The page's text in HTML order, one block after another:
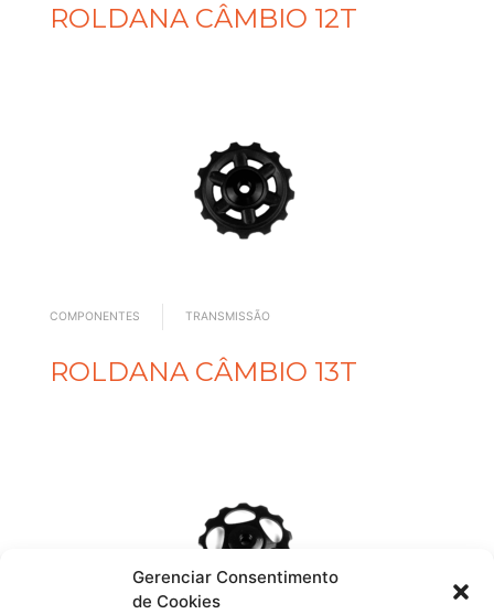
Gerenciar Consentimento
de Cookies
ROLDANA CÂMBIO 12T
COMPONENTES TRANSMISSÃO
ROLDANA CÂMBIO 13T